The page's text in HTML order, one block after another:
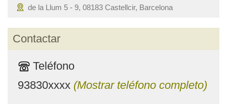
de la Llum 5 - 9, 08183 Castellcir, Barcelona
Contactar
Teléfono
93830xxxx (Mostrar teléfono completo)